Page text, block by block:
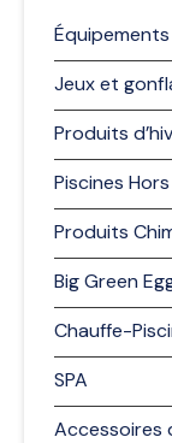
Équipements
Jeux et
Produits
Piscines
Produits
Big Green
Chauffe-
SPA
Accessoires